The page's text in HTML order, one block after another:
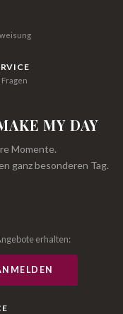
MY DAY
Momente.
ganz besonderen Tag.
erhalten: